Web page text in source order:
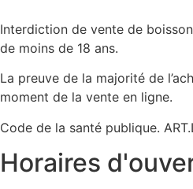
Interdiction de vente de
de moins de 18 ans.
La preuve de la majorité de
moment de la vente en ligne.
Code de la santé publique.
Horaires